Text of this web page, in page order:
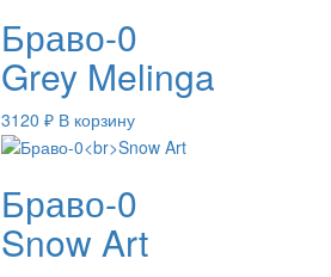
Браво-0
Grey Melinga
3120 ₽ В корзину
Браво-0
Snow Art